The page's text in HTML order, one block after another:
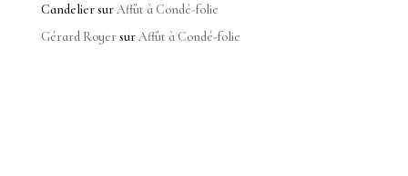
CandeliersurAffût à Condé-folie
Gérard RoyersurAffût à Condé-folie